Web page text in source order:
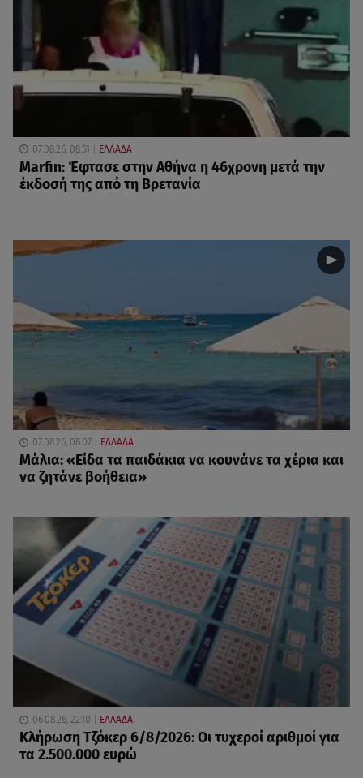
07.08.26, 08:51 ΕΛΛΑΔΑ
Marfin: Έφτασε στην Αθήνα η 46χρονη μετά την
έκδοσή της από τη Βρετανία
07.08.26, 08:07 ΕΛΛΑΔΑ
Μάλια: «Είδα τα παιδάκια να κουνάνε τα χέρια και
να ζητάνε βοήθεια»
06.08.26, 22:10 ΕΛΛΑΔΑ
Κλήρωση Τζόκερ 6/8/2026: Οι τυχεροί αριθμοί για
τα 2.500.000 ευρώ